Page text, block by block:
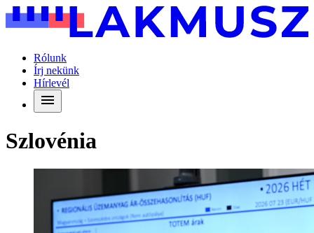
Rólunk
Írj nekünk
Hírlevél
Szlovénia